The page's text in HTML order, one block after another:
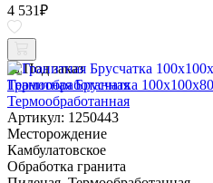
4 531₽
Под заказ
Гранитная Брусчатка
Термообработанная
Артикул: 1250443
Месторождение
Камбулатовское
Обработка гранита